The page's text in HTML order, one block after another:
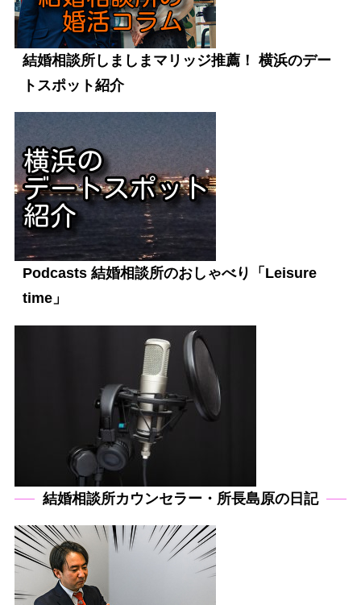
結婚相談所しましまマリッジ推薦！ 横浜のデー
トスポット紹介
Podcasts 結婚相談所のおしゃべり「Leisure
time」
結婚相談所カウンセラー・所長島原の日記